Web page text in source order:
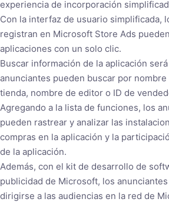
experiencia de incorporación
Con la interfaz de usuario simplificada,
registran en Microsoft Store Ads
aplicaciones con un solo clic.
Buscar información de la aplicación
anunciantes pueden buscar por nombre
tienda, nombre de editor o ID de
Agregando a la lista de funciones, los
pueden rastrear y analizar las
compras en la aplicación y la
de la aplicación.
Además, con el kit de desarrollo de
publicidad de Microsoft, los
dirigirse a las audiencias en la red de